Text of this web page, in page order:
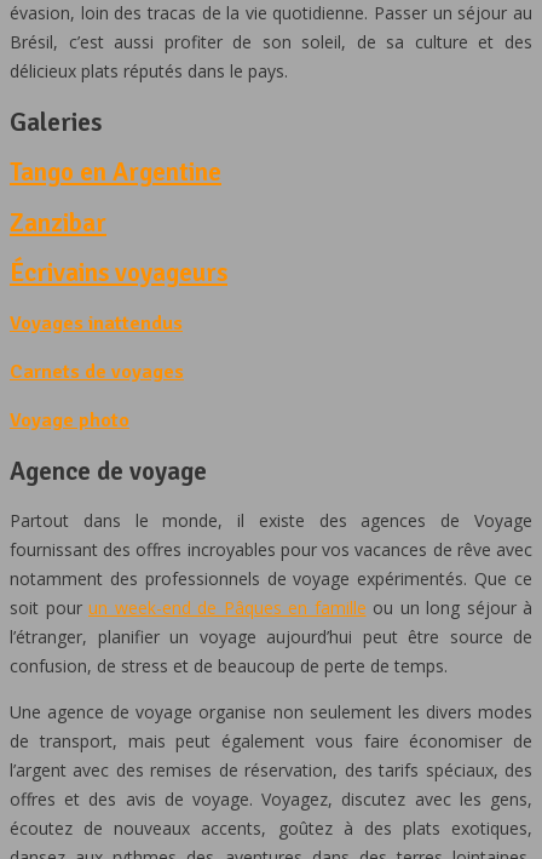
évasion, loin des tracas de la vie quotidienne. Passer un séjour au
Brésil, c’est aussi profiter de son soleil, de sa culture et des
délicieux plats réputés dans le pays.
Galeries
Tango en Argentine
Zanzibar
Écrivains voyageurs
Voyages inattendus
Carnets de voyages
Voyage photo
Agence de voyage
Partout dans le monde, il existe des agences de Voyage
fournissant des offres incroyables pour vos vacances de rêve avec
notamment des professionnels de voyage expérimentés. Que ce
soit pour un week-end de Pâques en famille ou un long séjour à
l’étranger, planifier un voyage aujourd’hui peut être source de
confusion, de stress et de beaucoup de perte de temps.
Une agence de voyage organise non seulement les divers modes
de transport, mais peut également vous faire économiser de
l’argent avec des remises de réservation, des tarifs spéciaux, des
offres et des avis de voyage. Voyagez, discutez avec les gens,
écoutez de nouveaux accents, goûtez à des plats exotiques,